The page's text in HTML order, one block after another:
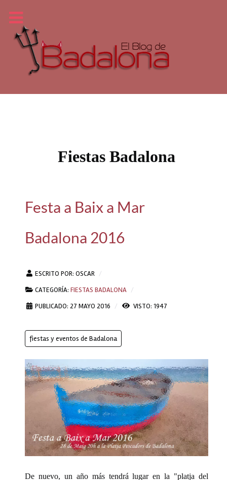
Fiestas Badalona
Festa a Baix a Mar
Badalona 2016
ESCRITO POR: OSCAR
CATEGORÍA: FIESTAS BADALONA
PUBLICADO: 27 MAYO 2016
VISTO: 1947
fiestas y eventos de Badalona
De nuevo, un año más tendrá lugar en la "platja del